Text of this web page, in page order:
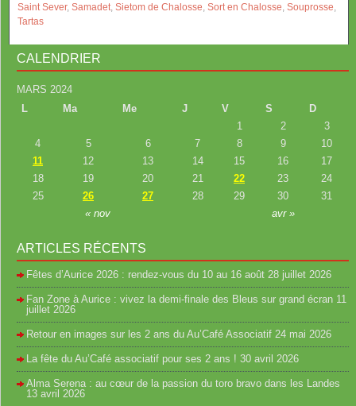
Saint Sever, Samadet, Sietom de Chalosse, Sort en Chalosse, Souprosse,
Tartas
CALENDRIER
MARS 2024
L
Ma Me J V S D
« nov avr »
1 2
3
4
5 6 7 8 9
10
11
12 13 14 15 16
17
18
19 20 21 22 23
24
25
26 27 28 29 30 31
ARTICLES RÉCENTS
Fêtes d’Aurice 2026 : rendez-vous du 10 au 16 août 28 juillet 2026
Fan Zone à Aurice : vivez la demi-finale des Bleus sur grand écran 11
juillet 2026
Retour en images sur les 2 ans du Au’Café Associatif 24 mai 2026
La fête du Au’Café associatif pour ses 2 ans ! 30 avril 2026
Alma Serena : au cœur de la passion du toro bravo dans les Landes
13 avril 2026